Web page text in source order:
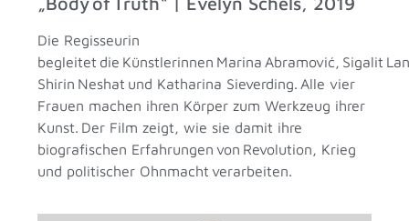
Die Regisseurin
begleitet die Künstlerinnen Marina Abramović, Sigalit
Shirin Neshat und Katharina Sieverding. Alle vier
Frauen machen ihren Körper zum Werkzeug ihrer
Kunst. Der Film zeigt, wie sie damit ihre
biografischen Erfahrungen von Revolution, Krieg
und politischer Ohnmacht verarbeiten.